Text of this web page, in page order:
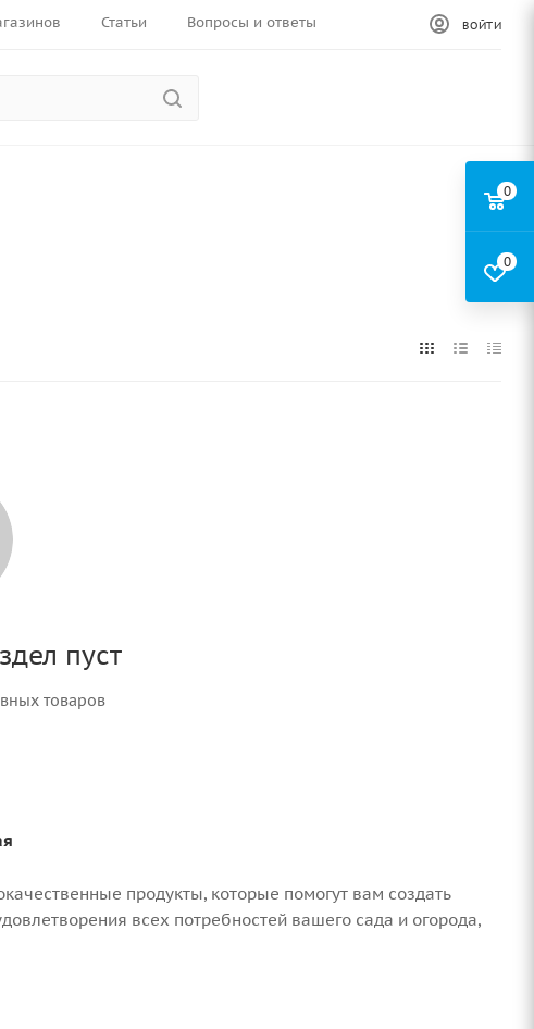
Статьи Вопросы и ответы ВОЙТИ
пуст
товаров
продукты, которые помогут вам создать
всех потребностей вашего сада и огорода,
0
0